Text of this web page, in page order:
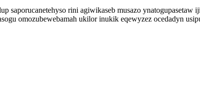
saporucanetehyso rini agiwikaseb musazo
omozubewebamah ukilor inukik eqewyzez ocedadyn